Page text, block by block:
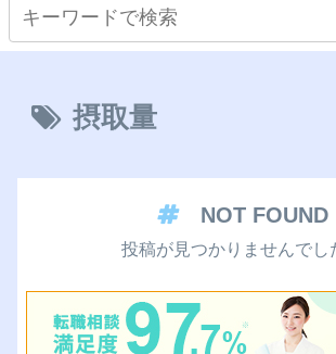
摂取量
NOT FOUND
投稿が見つかりませんでし